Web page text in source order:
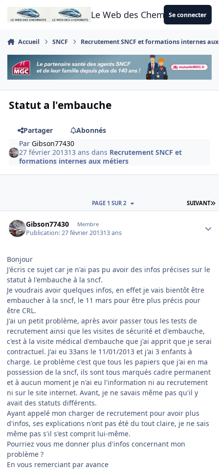
Aller au contenu
Le Web des CheminotsSe connecter
Accueil SNCF Recrutement SNCF et formations internes
Statut a l'embauche
Partager
Abonnés
ParGibson77430
27 février 201313 ans dans Recrutement SNCF et
formations internes aux métiers
SUIVANT
PAGE 1 SUR 2
Gibson77430 Membre
Publication:27 février 201313 ans
Bonjour
J'écris ce sujet car je n'ai pas pu avoir des infos précises sur le
statut à l'embauche à la sncf.
Je voudrais avoir quelques infos, en effet je vais bientôt être
embaucher à la sncf, le 11 mars pour être plus précis pour
être CRL.
J'ai un petit problème, après avoir passer tous les tests de
recrutement ainsi que les visites de sécurité et d'embauche,
c'est à la visite médical d'embauche que j'ai apprit que je serai
contractuel. J'ai eu 33ans le 11/01/2013 et j'ai 3 enfants à
charge. Le problème c'est que tous les papiers que j'ai en ma
possession de la sncf, ils sont tous marqués cadre permanent
et à aucun moment je n'ai eu l'information ni au recrutement
ni sur le site internet. Avant, je ne savais même pas qu'il y
avait des statuts différents.
Ayant appelé mon charger de recrutement pour avoir plus
d'infos, ses explications n'ont pas été du tout claire, je ne sais
même pas s'il s'est comprit lui-même.
Pourriez vous me donner plus d'infos concernant mon
problème ?
En vous remerciant par avance